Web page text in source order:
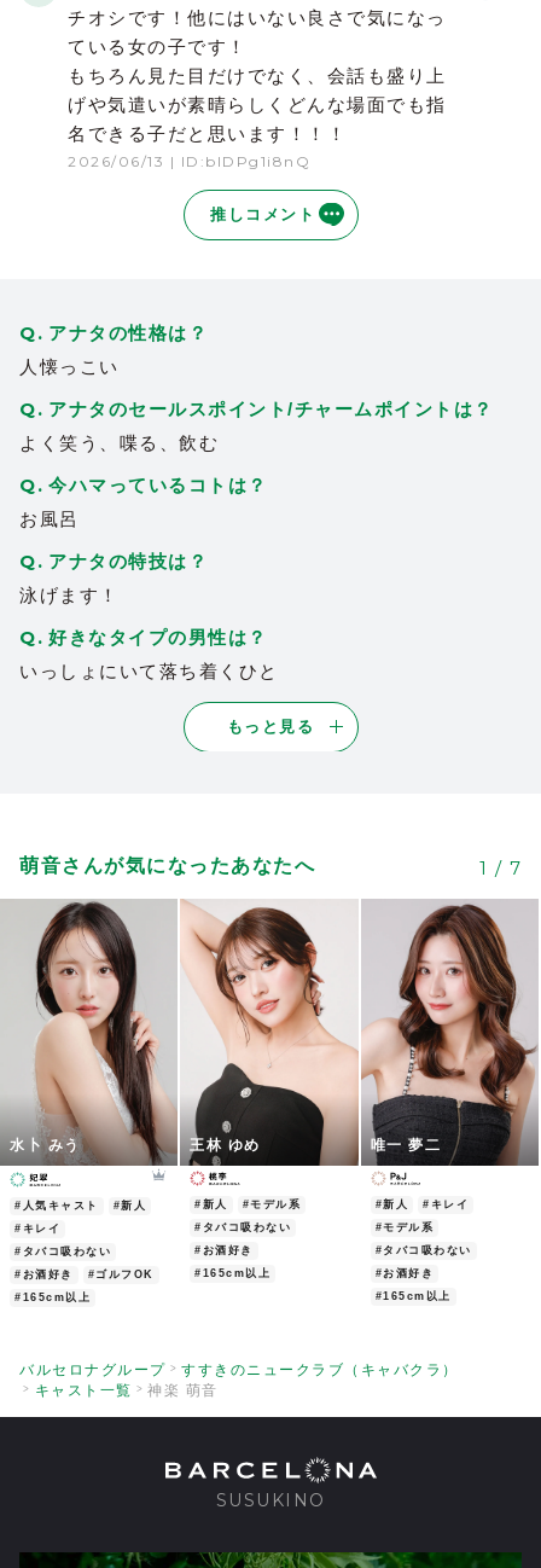
2026/06/13 | ID:bIDPg1i8nQ
チオシです！他にはいない良さで気になっ
ている女の子です！
もちろん見た目だけでなく、会話も盛り上
げや気遣いが素晴らしくどんな場面でも指
名できる子だと思います！！！
推しコメント
アナタの性格は？
人懐っこい
アナタのセールスポイント/チャームポイントは？
よく笑う、喋る、飲む
今ハマっているコトは？
お風呂
アナタの特技は？
泳げます！
好きなタイプの男性は？
いっしょにいて落ち着くひと
もっと見る
萌音さんが気になったあなたへ 1 / 7
水卜 みう
#人気キャスト
#新人
#キレイ
#タバコ吸わない
#お酒好き
#ゴルフOK
#165cm以上
王林 ゆめ
#新人
#モデル系
#タバコ吸わない
#お酒好き
#165cm以上
唯一 夢二
#新人
#キレイ
#モデル系
#タバコ吸わない
#お酒好き
#165cm以上
バルセロナグループ
すすきのニュークラブ（キャバクラ）
キャスト一覧
神楽 萌音
SUSUKINO